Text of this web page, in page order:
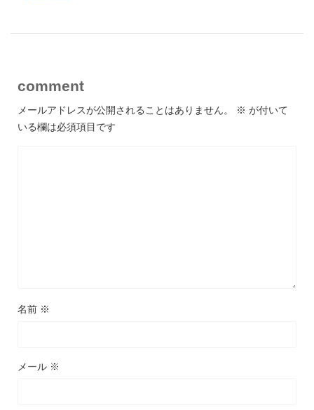
comment
メールアドレスが公開されることはありません。 ※ が付いて
いる欄は必須項目です
名前 ※
メール ※